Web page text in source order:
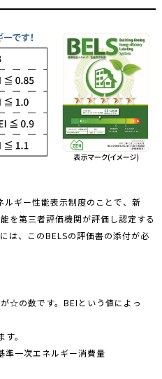
ギー性能表示制度のことで、新
を第三者評価機関が評価し認定する
は、このBELSの評価書の添付が必
☆の数です。BEIという値によっ
。
一次エネルギー消費量